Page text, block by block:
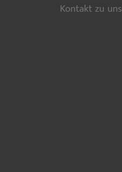
Kontakt zu uns